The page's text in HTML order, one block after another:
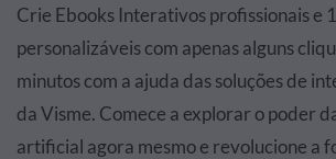
Crie Ebooks Interativos profissionais e
personalizáveis com apenas alguns
minutos com a ajuda das soluções de
da Visme. Comece a explorar o poder
artificial agora mesmo e revolucione a